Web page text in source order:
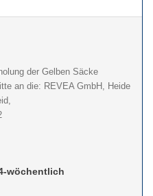
der Gelben Säcke
an die: REVEA GmbH, Heide
wöchentlich